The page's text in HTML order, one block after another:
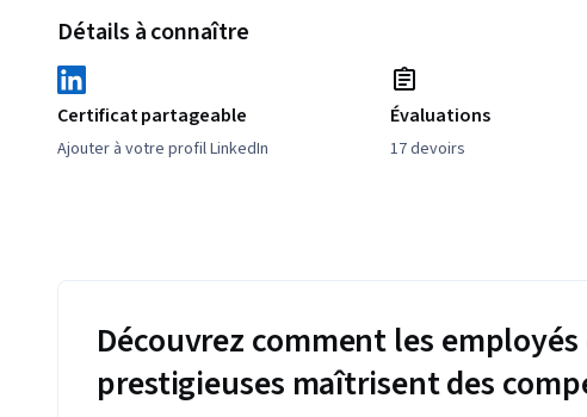
Détails à connaître
Certificat partageable
Ajouter à votre profil LinkedIn
Évaluations
17 devoirs
Découvrez comment les
prestigieuses maîtrisent des